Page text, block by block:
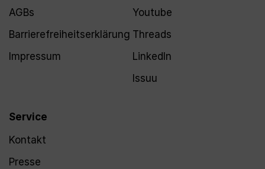
AGBs
Barrierefreiheitserklärung
Impressum
Service
Kontakt
Presse
Youtube
Threads
LinkedIn
Issuu